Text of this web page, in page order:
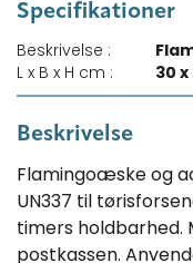
Specifikationer
Beskrivelse :
L x B x H cm :
30 x
Beskrivelse
Flamingoæske og
UN337 til
timers holdbarhed.
postkassen.